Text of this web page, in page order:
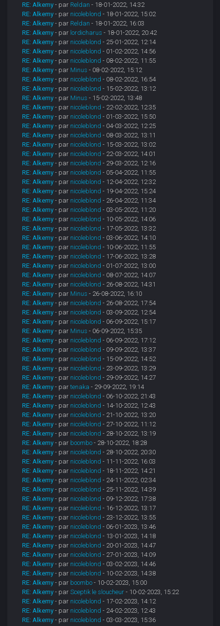
RE: Alkemy - par Reldan - 18-01-2022, 14:32
RE: Alkemy - par nicoleblond - 18-01-2022, 15:02
RE: Alkemy - par Reldan - 18-01-2022, 16:03
RE: Alkemy - par lordicharus - 18-01-2022, 20:42
RE: Alkemy - par nicoleblond - 25-01-2022, 12:14
RE: Alkemy - par nicoleblond - 01-02-2022, 14:56
RE: Alkemy - par nicoleblond - 08-02-2022, 11:55
RE: Alkemy - par Minus - 08-02-2022, 15:12
RE: Alkemy - par nicoleblond - 08-02-2022, 16:54
RE: Alkemy - par nicoleblond - 15-02-2022, 13:12
RE: Alkemy - par Minus - 15-02-2022, 13:48
RE: Alkemy - par nicoleblond - 22-02-2022, 12:35
RE: Alkemy - par nicoleblond - 01-03-2022, 15:50
RE: Alkemy - par nicoleblond - 04-03-2022, 12:25
RE: Alkemy - par nicoleblond - 08-03-2022, 13:11
RE: Alkemy - par nicoleblond - 15-03-2022, 13:02
RE: Alkemy - par nicoleblond - 22-03-2022, 14:01
RE: Alkemy - par nicoleblond - 29-03-2022, 12:16
RE: Alkemy - par nicoleblond - 05-04-2022, 11:55
RE: Alkemy - par nicoleblond - 12-04-2022, 12:32
RE: Alkemy - par nicoleblond - 19-04-2022, 15:24
RE: Alkemy - par nicoleblond - 26-04-2022, 11:34
RE: Alkemy - par nicoleblond - 03-05-2022, 11:20
RE: Alkemy - par nicoleblond - 10-05-2022, 14:06
RE: Alkemy - par nicoleblond - 17-05-2022, 13:32
RE: Alkemy - par nicoleblond - 03-06-2022, 14:10
RE: Alkemy - par nicoleblond - 10-06-2022, 11:55
RE: Alkemy - par nicoleblond - 17-06-2022, 13:28
RE: Alkemy - par nicoleblond - 01-07-2022, 13:00
RE: Alkemy - par nicoleblond - 08-07-2022, 14:07
RE: Alkemy - par nicoleblond - 26-08-2022, 14:31
RE: Alkemy - par Minus - 26-08-2022, 16:10
RE: Alkemy - par nicoleblond - 26-08-2022, 17:54
RE: Alkemy - par nicoleblond - 03-09-2022, 12:54
RE: Alkemy - par nicoleblond - 06-09-2022, 15:17
RE: Alkemy - par Minus - 06-09-2022, 15:35
RE: Alkemy - par nicoleblond - 06-09-2022, 17:12
RE: Alkemy - par nicoleblond - 09-09-2022, 13:37
RE: Alkemy - par nicoleblond - 15-09-2022, 14:52
RE: Alkemy - par nicoleblond - 23-09-2022, 13:29
RE: Alkemy - par nicoleblond - 29-09-2022, 14:27
RE: Alkemy - partenaka - 29-09-2022, 19:14
RE: Alkemy - par nicoleblond - 06-10-2022, 21:43
RE: Alkemy - par nicoleblond - 14-10-2022, 12:43
RE: Alkemy - par nicoleblond - 21-10-2022, 13:20
RE: Alkemy - par nicoleblond - 27-10-2022, 11:12
RE: Alkemy - par nicoleblond - 28-10-2022, 13:19
RE: Alkemy - par boombo - 28-10-2022, 18:28
RE: Alkemy - par nicoleblond - 28-10-2022, 20:30
RE: Alkemy - par nicoleblond - 11-11-2022, 16:03
RE: Alkemy - par nicoleblond - 18-11-2022, 14:21
RE: Alkemy - par nicoleblond - 24-11-2022, 02:34
RE: Alkemy - par nicoleblond - 25-11-2022, 14:39
RE: Alkemy - par nicoleblond - 09-12-2022, 17:38
RE: Alkemy - par nicoleblond - 16-12-2022, 13:17
RE: Alkemy - par nicoleblond - 23-12-2022, 13:55
RE: Alkemy - par nicoleblond - 06-01-2023, 13:46
RE: Alkemy - par nicoleblond - 13-01-2023, 14:18
RE: Alkemy - par nicoleblond - 20-01-2023, 14:47
RE: Alkemy - par nicoleblond - 27-01-2023, 14:09
RE: Alkemy - par nicoleblond - 03-02-2023, 14:46
RE: Alkemy - par nicoleblond - 10-02-2023, 14:38
RE: Alkemy - par boombo - 10-02-2023, 15:00
RE: Alkemy - parSceptik le sloucheur - 10-02-2023, 15:22
RE: Alkemy - par nicoleblond - 17-02-2023, 14:12
RE: Alkemy - par nicoleblond - 24-02-2023, 12:43
RE: Alkemy - par nicoleblond - 03-03-2023, 15:36